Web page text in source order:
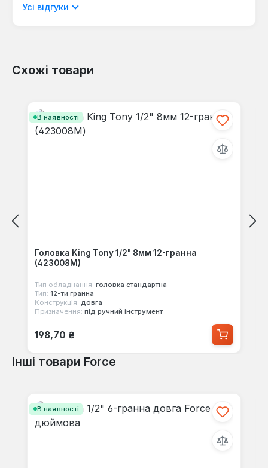
мовою.
Відгуків не знайдено. Поділіться
Усі відгуки
Схожі товари
В наявності
Головка King Tony 1/2" 8мм 12-гранна
(423008M)
Тип обладнання: головка стандартна
Тип: 12-ти гранна
Конструкція: довга
Призначення: під ручний інструмент
Звичайна ціна:
198,70 ₴
Інші товари Force
В наявності